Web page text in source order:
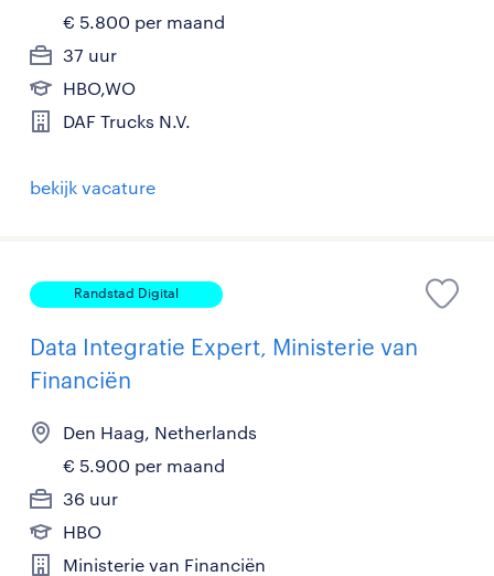
€ 5.800 per maand
37 uur
HBO,WO
DAF Trucks N.V.
bekijk vacature
Randstad Digital
Data Integratie Expert, Ministerie van
Financiën
Den Haag, Netherlands
€ 5.900 per maand
36 uur
HBO
Ministerie van Financiën